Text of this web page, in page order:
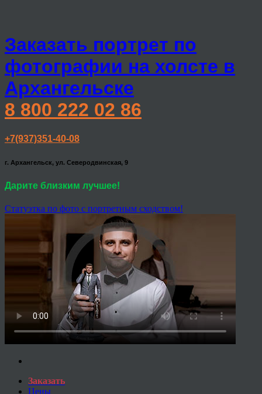
Заказать портрет по
фотографии на холсте в
Архангельске
8 800 222 02 86
+7(937)351-40-08
г. Архангельск, ул. Северодвинская, 9
Дарите близким лучшее!
Статуэтка по фото с портретным сходством!
Заказать
Цены